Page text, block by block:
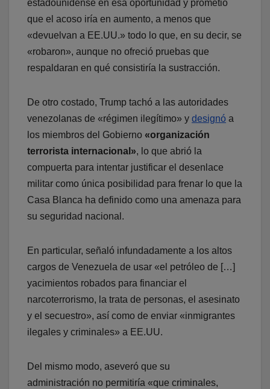
estadounidense en esa oportunidad y prometió
que el acoso iría en aumento, a menos que
«devuelvan a EE.UU.» todo lo que, en su decir, se
«robaron», aunque no ofreció pruebas que
respaldaran en qué consistiría la sustracción.
De otro costado, Trump tachó a las autoridades
venezolanas de «régimen ilegítimo» y designó a
los miembros del Gobierno «organización
terrorista internacional», lo que abrió la
compuerta para intentar justificar el desenlace
militar como única posibilidad para frenar lo que la
Casa Blanca ha definido como una amenaza para
su seguridad nacional.
En particular, señaló infundadamente a los altos
cargos de Venezuela de usar «el petróleo de […]
yacimientos robados para financiar el
narcoterrorismo, la trata de personas, el asesinato
y el secuestro», así como de enviar «inmigrantes
ilegales y criminales» a EE.UU.
Del mismo modo, aseveró que su
administración no permitiría «que criminales,